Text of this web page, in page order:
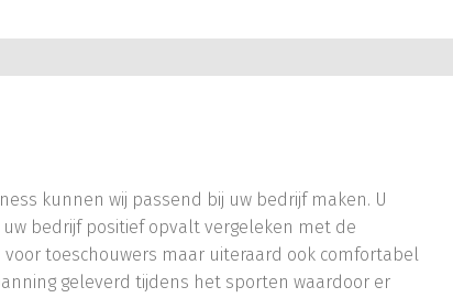
kunnen wij passend bij uw bedrijf maken. U
bedrijf positief opvalt vergeleken met de
toeschouwers maar uiteraard ook comfortabel
geleverd tijdens het sporten waardoor er